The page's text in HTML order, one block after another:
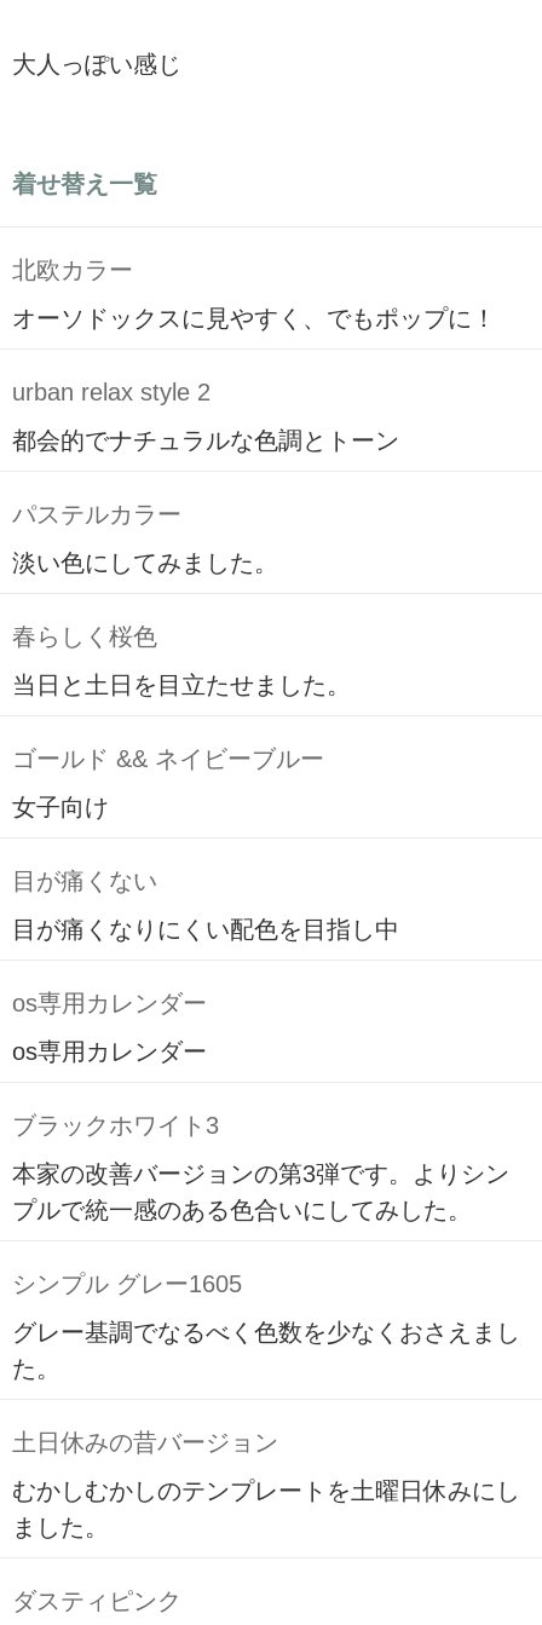
大人っぽい感じ
着せ替え一覧
北欧カラー
オーソドックスに見やすく、でもポップに！
urban relax style 2
都会的でナチュラルな色調とトーン
パステルカラー
淡い色にしてみました。
春らしく桜色
当日と土日を目立たせました。
ゴールド && ネイビーブルー
女子向け
目が痛くない
目が痛くなりにくい配色を目指し中
os専用カレンダー
os専用カレンダー
ブラックホワイト3
本家の改善バージョンの第3弾です。よりシン
プルで統一感のある色合いにしてみした。
シンプル グレー1605
グレー基調でなるべく色数を少なくおさえまし
た。
土日休みの昔バージョン
むかしむかしのテンプレートを土曜日休みにし
ました。
ダスティピンク